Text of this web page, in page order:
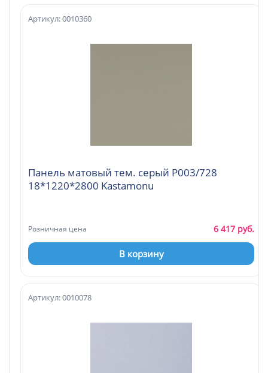
Панель матовый тем. серый Р003/728
18*1220*2800 Kastamonu
Артикул: 0010360
Розничная цена 6 417 руб.
В корзину
Артикул: 0010078